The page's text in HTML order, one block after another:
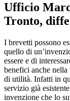
Ufficio
Tronto,
I brevetti possono
quello di
essere e di
benefici anche
di utilità. Infatti in
servizio già
invenzione che lo